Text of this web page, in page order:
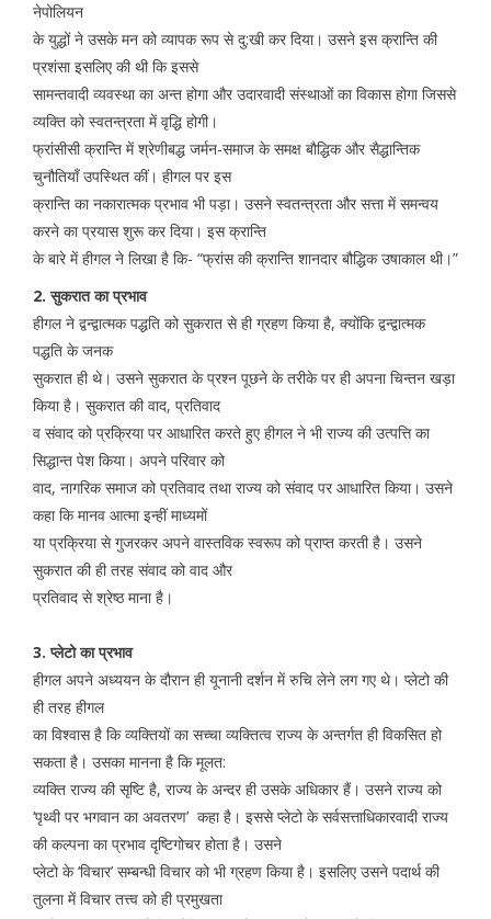
नेपोलियन
के युद्धों ने उसके मन को व्यापक रूप से दु:खी कर दिया। उसने इस क्रान्ति की
प्रशंसा इसलिए की थी कि इससे
सामन्तवादी व्यवस्था का अन्त होगा और उदारवादी संस्थाओं का विकास होगा जिससे
व्यक्ति को स्वतन्त्रता में वृद्धि होगी।
फ्रांसीसी क्रान्ति में श्रेणीबद्ध जर्मन-समाज के समक्ष बौद्धिक और सैद्धान्तिक
चुनौतियाँ उपस्थित कीं। हीगल पर इस
क्रान्ति का नकारात्मक प्रभाव भी पड़ा। उसने स्वतन्त्रता और सत्ता में समन्वय
करने का प्रयास शुरू कर दिया। इस क्रान्ति
के बारे में हीगल ने लिखा है कि- “फ्रांस की क्रान्ति शानदार बौद्धिक उषाकाल थी।”
2. सुकरात का प्रभाव
हीगल ने द्वन्द्वात्मक पद्धति को सुकरात से ही ग्रहण किया है, क्योंकि द्वन्द्वात्मक
पद्धति के जनक
सुकरात ही थे। उसने सुकरात के प्रश्न पूछने के तरीके पर ही अपना चिन्तन खड़ा
किया है। सुकरात की वाद, प्रतिवाद
व संवाद को प्रक्रिया पर आधारित करते हुए हीगल ने भी राज्य की उत्पत्ति का
सिद्धान्त पेश किया। अपने परिवार को
वाद, नागरिक समाज को प्रतिवाद तथा राज्य को संवाद पर आधारित किया। उसने
कहा कि मानव आत्मा इन्हीं माध्यमों
या प्रक्रिया से गुजरकर अपने वास्तविक स्वरूप को प्राप्त करती है। उसने
सुकरात की ही तरह संवाद को वाद और
प्रतिवाद से श्रेष्ठ माना है।
3. प्लेटो का प्रभाव
हीगल अपने अध्ययन के दौरान ही यूनानी दर्शन में रुचि लेने लग गए थे। प्लेटो की
ही तरह हीगल
का विश्वास है कि व्यक्तियों का सच्चा व्यक्तित्व राज्य के अन्तर्गत ही विकसित हो
सकता है। उसका मानना है कि मूलत:
व्यक्ति राज्य की सृष्टि है, राज्य के अन्दर ही उसके अधिकार हैं। उसने राज्य को
‘पृथ्वी पर भगवान का अवतरण’ कहा है। इससे प्लेटो के सर्वसत्ताधिकारवादी राज्य
की कल्पना का प्रभाव दृष्टिगोचर होता है। उसने
प्लेटो के ‘विचार’ सम्बन्धी विचार को भी ग्रहण किया है। इसलिए उसने पदार्थ की
तुलना में विचार तत्त्व को ही प्रमुखता